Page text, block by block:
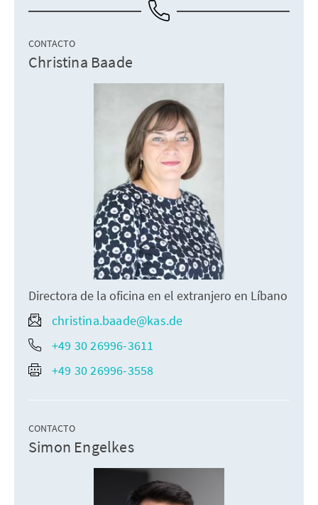
CONTACTO
Christina Baade
Directora de la oficina en el extranjero en Líbano
christina.baade@kas.de
+49 30 26996-3611
+49 30 26996-3558
CONTACTO
Simon Engelkes